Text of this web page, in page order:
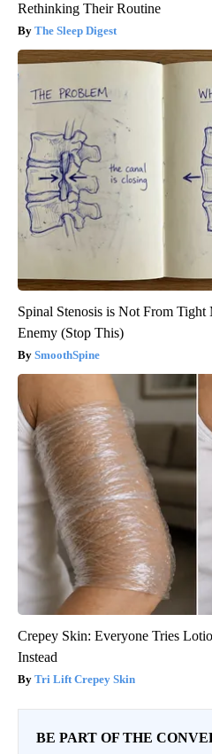
Rethinking Their Routine
The Sleep Digest
Spinal Stenosis is Not From Tight
Enemy (Stop This)
SmoothSpine
Crepey Skin: Everyone Tries
Instead
Tri Lift Crepey Skin
BE PART OF THE